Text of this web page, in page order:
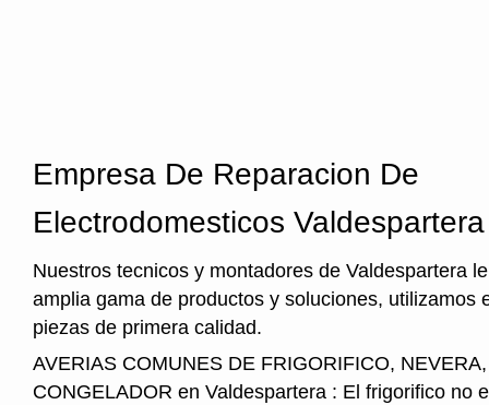
Empresa De Reparacion De
Electrodomesticos Valdespartera
Nuestros tecnicos y montadores de Valdespartera
amplia gama de productos y soluciones, utilizamos
piezas de primera calidad.
AVERIAS COMUNES DE FRIGORIFICO,
CONGELADOR en Valdespartera : El frigorifico no